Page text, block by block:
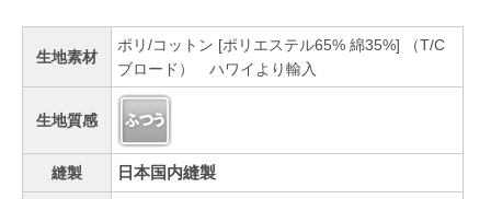
生地素材
ポリ/コットン [ポリエステル65% 綿35%] （T/C
ブロード） ハワイより輸入
生地質感
縫製 日本国内縫製